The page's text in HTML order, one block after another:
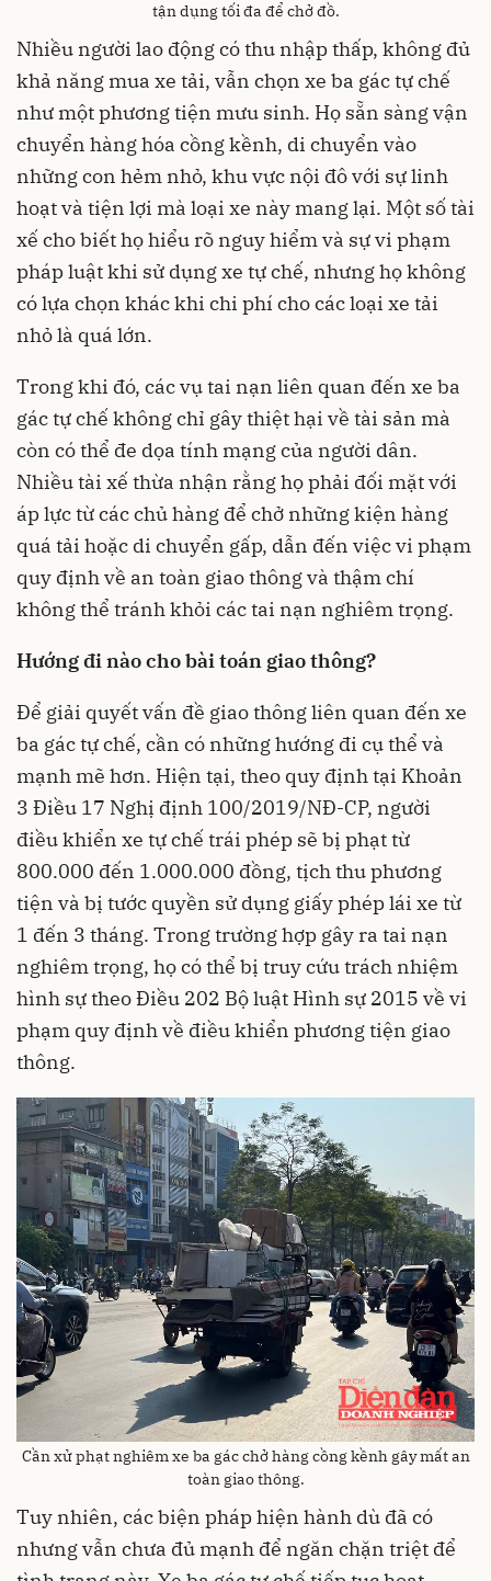
tận dụng tối đa để chở đồ.
Nhiều người lao động có thu nhập thấp, không đủ
khả năng mua xe tải, vẫn chọn xe ba gác tự chế
như một phương tiện mưu sinh. Họ sẵn sàng vận
chuyển hàng hóa cồng kềnh, di chuyển vào
những con hẻm nhỏ, khu vực nội đô với sự linh
hoạt và tiện lợi mà loại xe này mang lại. Một số tài
xế cho biết họ hiểu rõ nguy hiểm và sự vi phạm
pháp luật khi sử dụng xe tự chế, nhưng họ không
có lựa chọn khác khi chi phí cho các loại xe tải
nhỏ là quá lớn.
Trong khi đó, các vụ tai nạn liên quan đến xe ba
gác tự chế không chỉ gây thiệt hại về tài sản mà
còn có thể đe dọa tính mạng của người dân.
Nhiều tài xế thừa nhận rằng họ phải đối mặt với
áp lực từ các chủ hàng để chở những kiện hàng
quá tải hoặc di chuyển gấp, dẫn đến việc vi phạm
quy định về an toàn giao thông và thậm chí
không thể tránh khỏi các tai nạn nghiêm trọng.
Hướng đi nào cho bài toán giao thông?
Để giải quyết vấn đề giao thông liên quan đến xe
ba gác tự chế, cần có những hướng đi cụ thể và
mạnh mẽ hơn. Hiện tại, theo quy định tại Khoản
3 Điều 17 Nghị định 100/2019/NĐ-CP, người
điều khiển xe tự chế trái phép sẽ bị phạt từ
800.000 đến 1.000.000 đồng, tịch thu phương
tiện và bị tước quyền sử dụng giấy phép lái xe từ
1 đến 3 tháng. Trong trường hợp gây ra tai nạn
nghiêm trọng, họ có thể bị truy cứu trách nhiệm
hình sự theo Điều 202 Bộ luật Hình sự 2015 về vi
phạm quy định về điều khiển phương tiện giao
thông.
Cần xử phạt nghiêm xe ba gác chở hàng cồng kềnh gây mất an
toàn giao thông.
Tuy nhiên, các biện pháp hiện hành dù đã có
nhưng vẫn chưa đủ mạnh để ngăn chặn triệt để